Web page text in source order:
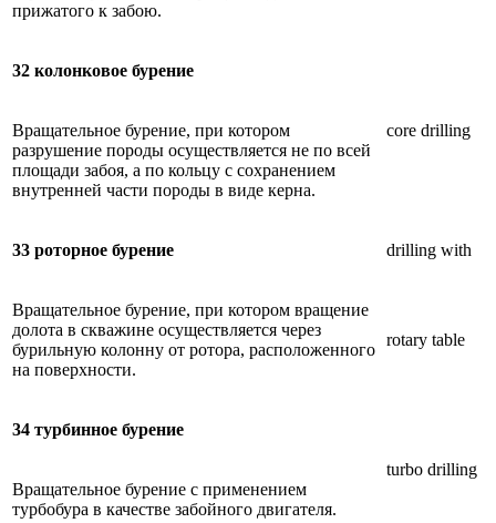
прижатого к забою.
32 колонковое бурение
core drilling
Вращательное бурение, при котором
разрушение породы осуществляется не по всей
площади забоя, а по кольцу с сохранением
внутренней части породы в виде керна.
33 роторное бурение drilling with
Вращательное бурение, при котором вращение
долота в скважине осуществляется через
бурильную колонну от ротора, расположенного
на поверхности.
rotary table
34 турбинное бурение
turbo drilling
Вращательное бурение с применением
турбобура в качестве забойного двигателя.